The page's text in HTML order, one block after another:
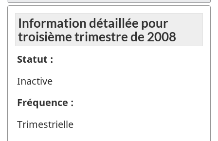
Information détaillée pour
troisième trimestre de 2008
Statut :
Inactive
Fréquence :
Trimestrielle